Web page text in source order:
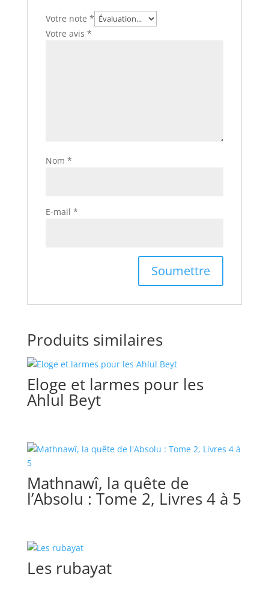
Votre note *
Votre avis *
Nom *
E-mail *
Produits similaires
Eloge et larmes pour les
Ahlul Beyt
Mathnawî, la quête de
l’Absolu : Tome 2, Livres 4 à 5
Les rubayat